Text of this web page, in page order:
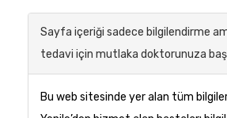
Sayfa içeriği sadece bilgilendirme
tedavi için mutlaka doktorunuza
Bu web sitesinde yer alan tüm